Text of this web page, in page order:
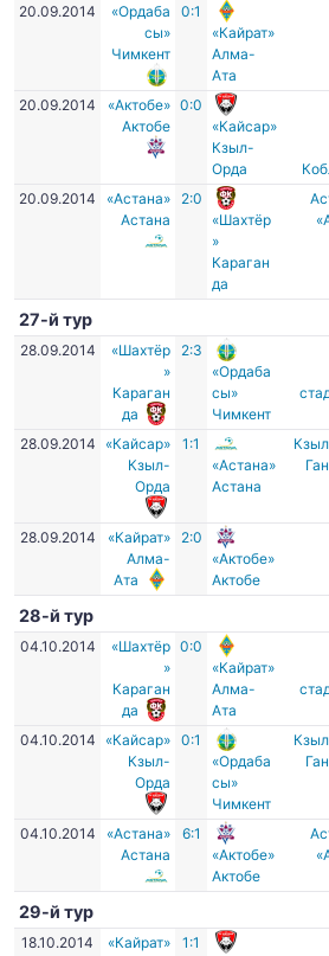
20.09.2014
«Ордаба
сы»
Чимкент
0:1
«Кайрат»
Алма-
Ата
20.09.2014
«Актобе»
Актобе
0:0
«Кайсар»
Кзыл-
Орда
20.09.2014
«Астана»
Астана
2:0
«Шахтёр
»
Караган
да
27-й тур
28.09.2014
«Шахтёр
»
Караган
да
2:3
«Ордаба
сы»
Чимкент
28.09.2014
«Кайсар»
Кзыл-
Орда
1:1
«Астана»
Астана
28.09.2014
«Кайрат»
Алма-
Ата
2:0
«Актобе»
Актобе
28-й тур
04.10.2014
«Шахтёр
»
Караган
да
0:0
«Кайрат»
Алма-
Ата
04.10.2014
«Кайсар»
Кзыл-
Орда
0:1
«Ордаба
сы»
Чимкент
04.10.2014
«Астана»
Астана
6:1
«Актобе»
Актобе
29-й тур
18.10.2014
«Кайрат»
1:1